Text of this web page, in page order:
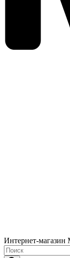
Интернет-